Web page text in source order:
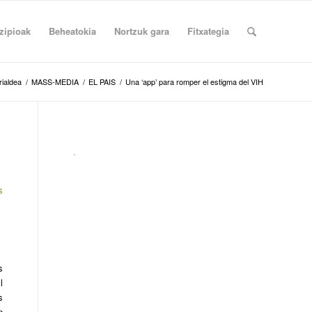
Beheatokia Nortzuk gara Fitxategia
/ MASS-MEDIA / EL PAIS / Una ‘app’ para romper el estigma del VIH
.